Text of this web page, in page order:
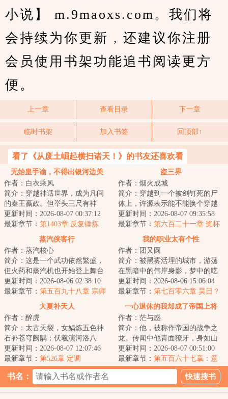
小说】 m.9maoxs.com。我们将
会持续为你更新，还建议你注册
会员使用书架功能追书阅读更方
便。
上一章 查看目录 下一章
临时书架 加入书签 回顶部↑
看了《从废土崛起横扫诸天！》的书友还喜欢看
无始皇手谕，不得出银河边关
作者：白衣乘风
简介：穿越神话世界，成为凡间
的秦王嬴政。但举头三尺有神
明，普天之下岂为王土？好在遗
迹系统觉醒，只要...
更新时间：2026-08-07 00:37:12
最新章节： 第1403章 反复锤炼
盗三界
作者：烟火成城
简介：穿越到一个被剑钉死的尸
体上，许源表示能不能换个穿越
对象，否则自己一附身就又又又
死了。面对这位...
更新时间：2026-08-07 09:35:58
最新章节： 第六百二十一章 奖杯
蒸汽侠客行
作者：蒸汽核心
简介：这是一个武功依然繁盛，
但火药和蒸汽机也开始登上舞台
的世界。钢铁、火药和内功心法
同台竞技，战舰...
更新时间：2026-08-06 02:38:10
最新章节： 第五百九十八章 宗师
我的职业太有个性
作者：团又圆
简介：被黑雾活埋的城市，游荡
在黑暗中的伟岸身影，梦中的呓
语，如山岳的金属残骸，这是一
个疯狂的世界，...
更新时间：2026-08-06 15:06:04
最新章节： 第七百零六章 昊日？
终墟？黑白流光？
大夏补天人
作者：醉虎
简介：太古天裂，女娲炼五色神
石补苍穹阙隅；伏羲演河洛八
卦，定地维之乱。然魔氛未绝，
遂有“补天阁”承...
更新时间：2026-08-07 12:07:46
最新章节： 第526章 定调
一心退休的我却成了帝国上将
作者：茫与惑
简介：他，被称作帝国的战争之
龙。传闻中他青面獠牙，身如山
岳，长着三头六臂，每天都要吃
掉上百万人才能...
更新时间：2026-08-07 00:51:00
最新章节： 第五百六十七章：意
外，症结
书名：